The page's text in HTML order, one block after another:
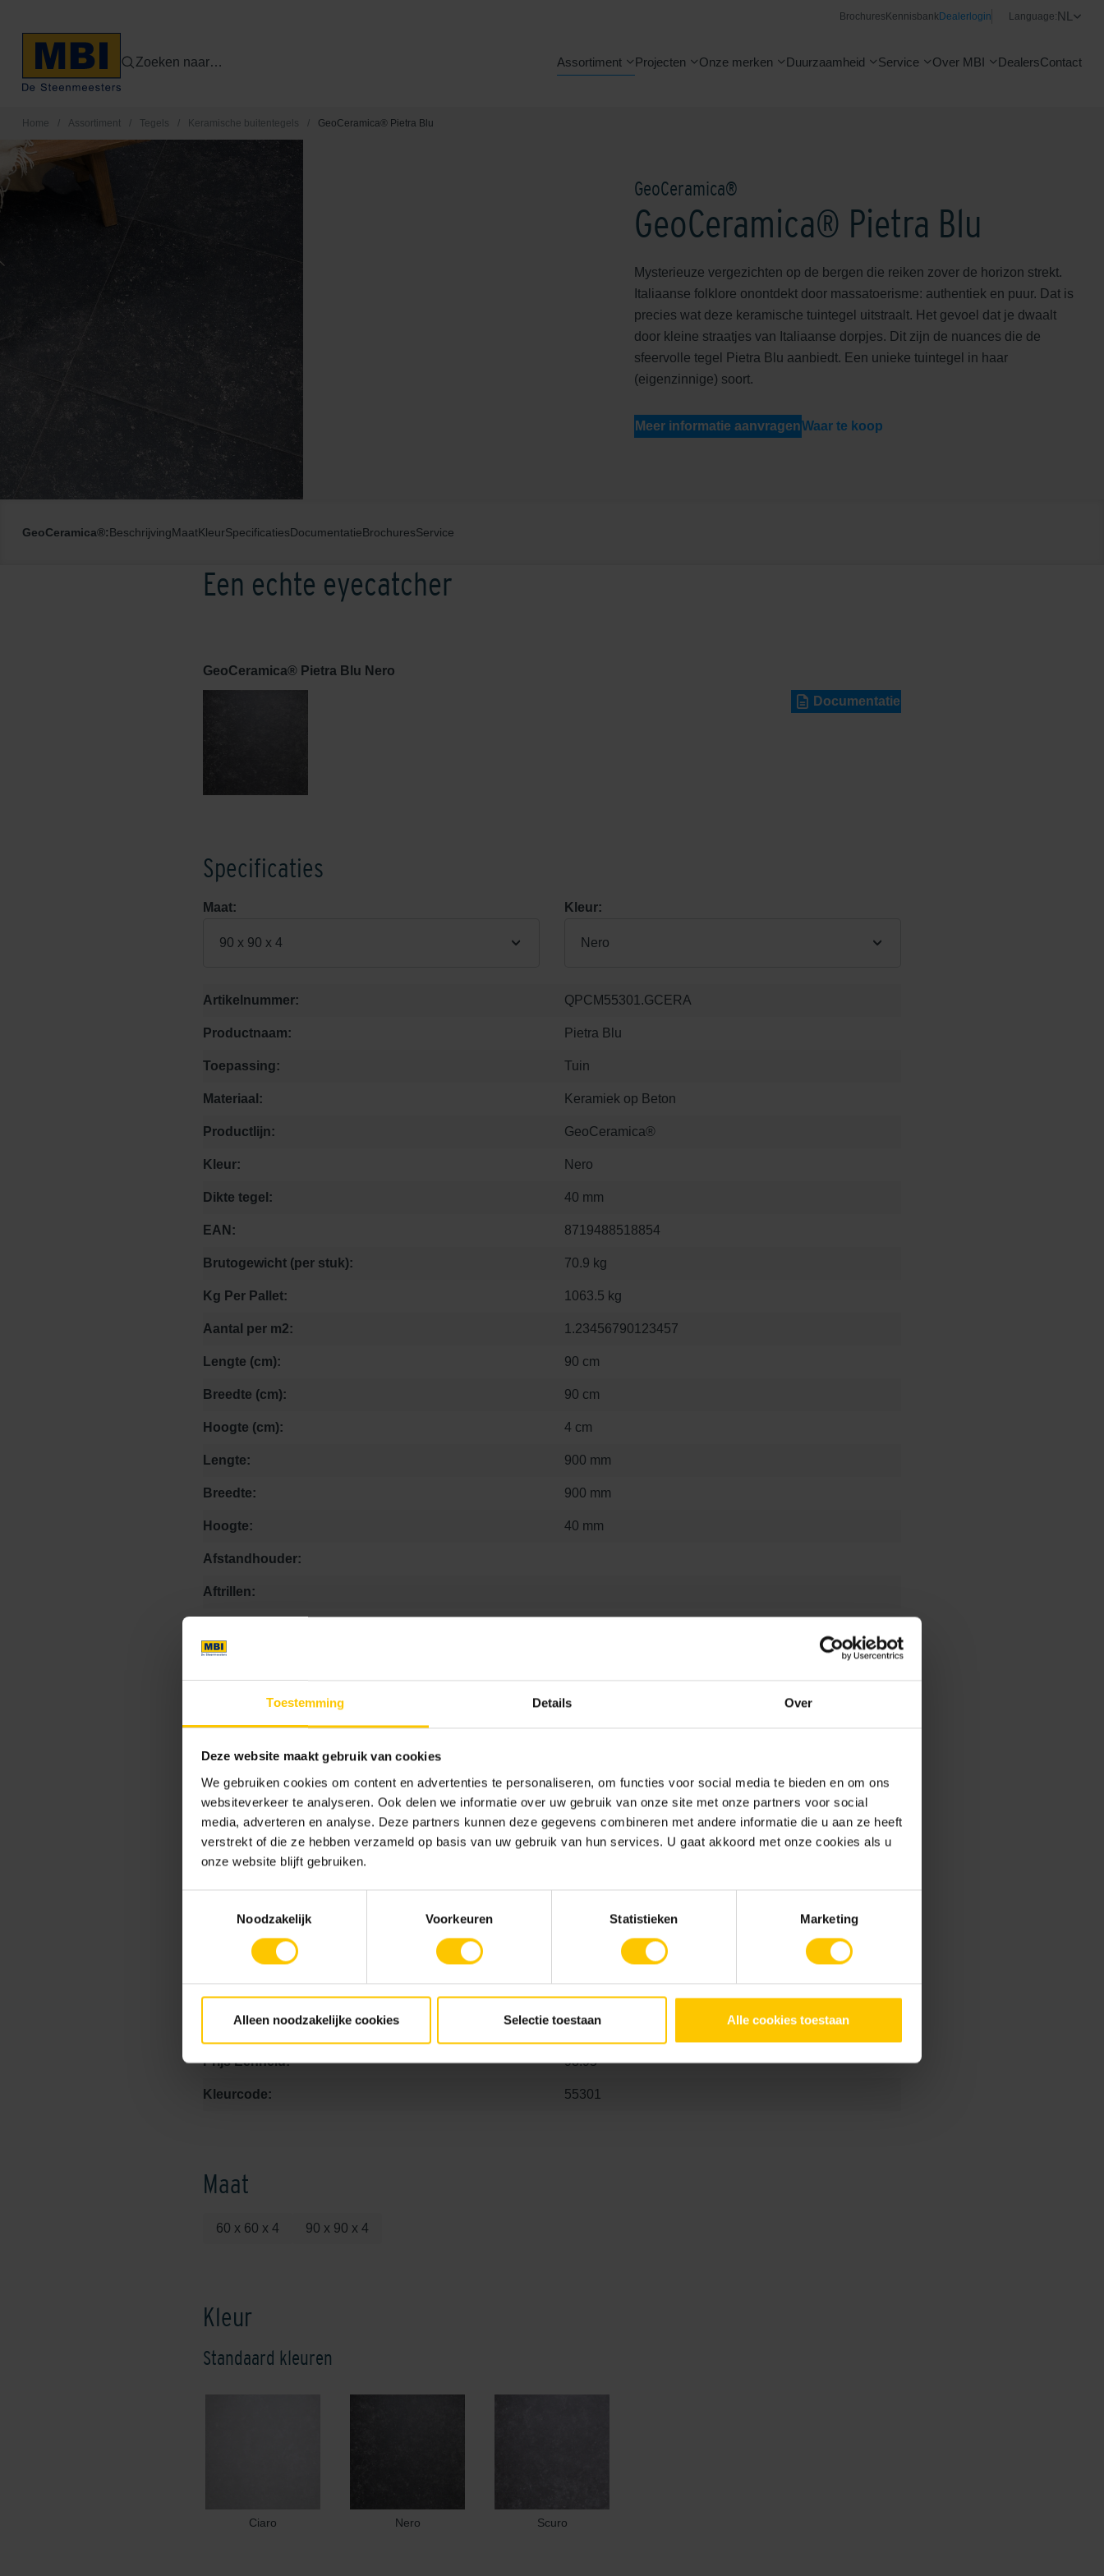
Toestemming Details Over
Deze website maakt gebruik van cookies
We gebruiken cookies om content en advertenties te personaliseren, om functies voor social media te bieden en om ons
websiteverkeer te analyseren. Ook delen we informatie over uw gebruik van onze site met onze partners voor social
media, adverteren en analyse. Deze partners kunnen deze gegevens combineren met andere informatie die u aan ze heeft
verstrekt of die ze hebben verzameld op basis van uw gebruik van hun services. U gaat akkoord met onze cookies als u
onze website blijft gebruiken.
Noodzakelijk
Voorkeuren Statistieken Marketing
Alleen noodzakelijke cookies Selectie toestaan Alle cookies toestaan
Brochures KennisbankDealerlogin Language:NL
Zoeken naar… Assortiment Projecten Onze merken Duurzaamheid Service Over MBI DealersContact
Home / Assortiment / Tegels / Keramische buitentegels / GeoCeramica® Pietra Blu
GeoCeramica®
GeoCeramica® Pietra Blu
Mysterieuze vergezichten op de bergen die reiken zover de horizon strekt.
Italiaanse folklore onontdekt door massatoerisme: authentiek en puur. Dat is
precies wat deze keramische tuintegel uitstraalt. Het gevoel dat je dwaalt
door kleine straatjes van Italiaanse dorpjes. Dit zijn de nuances die de
sfeervolle tegel Pietra Blu aanbiedt. Een unieke tuintegel in haar
(eigenzinnige) soort.
Meer informatie aanvragenWaar te koop
GeoCeramica®:BeschrijvingMaatKleurSpecificatiesDocumentatieBrochuresService
Een echte eyecatcher
GeoCeramica® Pietra Blu Nero
Documentatie
Specificaties
Maat:
90 x 90 x 4
Kleur:
Nero
Artikelnummer: QPCM55301.GCERA
Productnaam: Pietra Blu
Toepassing: Tuin
Materiaal: Keramiek op Beton
Productlijn: GeoCeramica®
Kleur: Nero
Dikte tegel: 40 mm
EAN: 8719488518854
Brutogewicht (per stuk): 70.9 kg
Kg Per Pallet: 1063.5 kg
Aantal per m2: 1.23456790123457
Lengte (cm): 90 cm
Breedte (cm): 90 cm
Hoogte (cm): 4 cm
Lengte: 900 mm
Breedte: 900 mm
Hoogte: 40 mm
Afstandhouder:
Aftrillen:
Footcomfort:
Kalkuitbloei:
Kleurvastheid:
Krasvastheid:
Matheid:
Onderhoudsvriendelijk:
Vlekbestendigheid:
GeoCeramica verwerkingsadvies
bestraten
Prijs Eenheid: 98.95
Kleurcode: 55301
Maat
60 x 60 x 4 90 x 90 x 4
Kleur
Standaard kleuren
Ciaro Nero Scuro